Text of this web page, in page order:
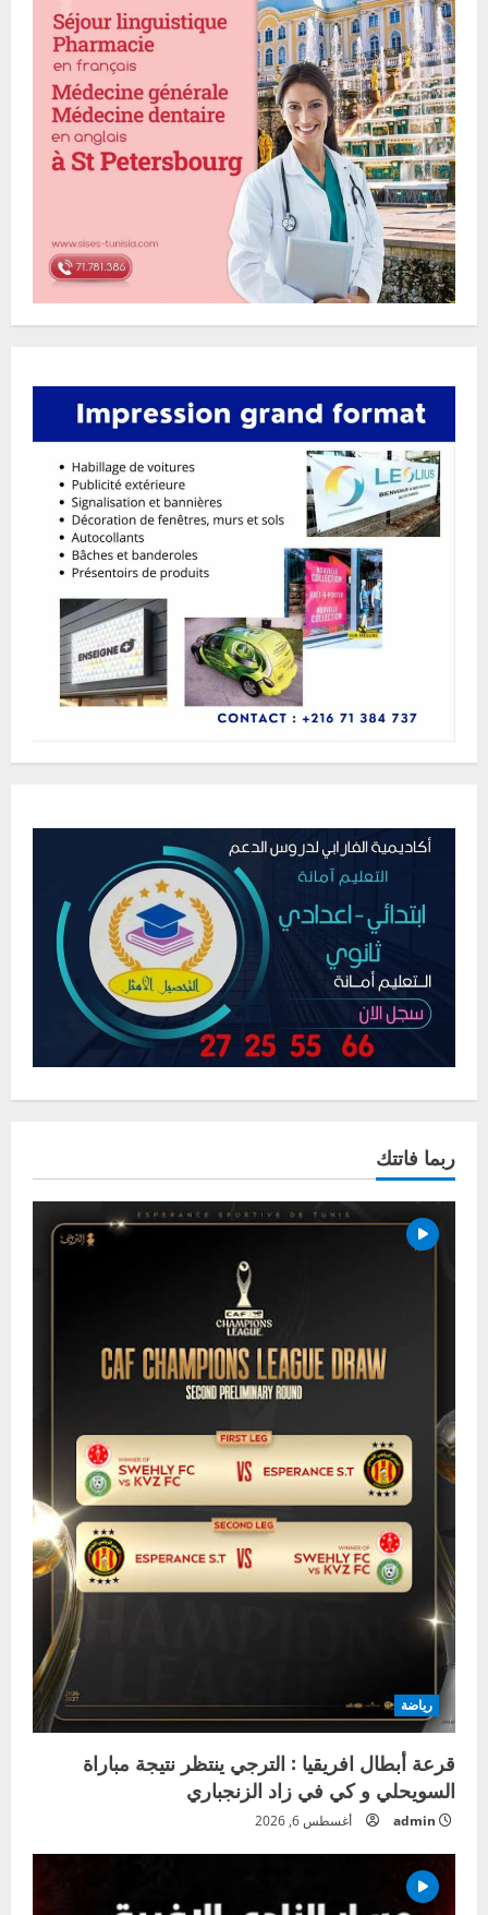
ربما فاتتك
رياضة
قرعة أبطال افريقيا : الترجي ينتظر نتيجة مباراة
السويحلي و كي في زاد الزنجباري
admin أغسطس 6, 2026